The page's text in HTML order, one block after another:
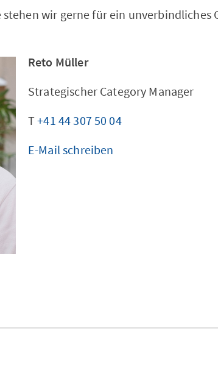
wir gerne für ein unverbindliches
Reto Müller
Strategischer Category Manager
T+41 44 307 50 04
E-Mail schreiben